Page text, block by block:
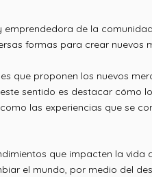
de la
formas para crear nuevos
que proponen los nuevos
sentido es destacar cómo
las experiencias que se
que impacten la vida
el mundo, por medio del